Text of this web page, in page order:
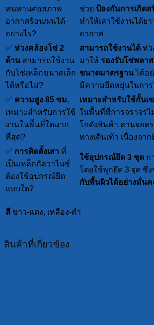
ทนทานต่อสภาพ
อากาศร้อน/ฝนได้
อย่างไร?
ช่วย ป้องกันการเกิดส
ทำให้เสาใช้งานได้ย
อากาศ
✅ ห่วงคล้องโซ่ 2
ด้านสามารถใช้งาน
กับโซ่เหล็กขนาดเล็ก
ได้หรือไม่?
สามารถใช้งานได้ ห่
มาให้ รองรับโซ่พลา
ขนาดมาตรฐานได้อ
มีความยืดหยุ่นในกา
✅ ความสูง 85 ซม.
เหมาะสำหรับการใช้
งานในพื้นที่ใดมาก
ที่สุด?
เหมาะสำหรับใช้กั้นเ
ในพื้นที่ที่การจราจรไ
โกดังสินค้า ลานจอด
ทางเดินเท้า เนื่องจา
✅ การติดตั้งเสา ที่
เป็นเหล็กกัลวาไนซ์
ต้องใช้อุปกรณ์ยึด
แบบใด?
ใช้อุปกรณ์ยึด 3 ชุด ก
โดยใช้พุกยึด 3 จุด ซึ่ง
กับพื้นผิวได้อย่างมั่นค
สี ขาว-แดง, เหลือง-ดำ
สินค้าที่เกี่ยวข้อง